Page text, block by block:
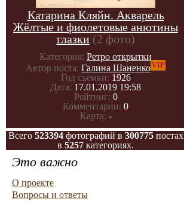
Катарина Кляйн. Акварель
Жёлтые и фиолетовые анютины
глазки (2 фото)
Категория: Ретро открытки
Автор поста: Галина ШаненкоVIP
Год съемки: 1926
Дата: 17.01.2019 19:58
Рейтинг: 0
Комментарии: 0
Карта: -
Всего 523394фотографий в 300775постах
в 5257 категориях.
Это важно
О проекте
Вопросы и ответы